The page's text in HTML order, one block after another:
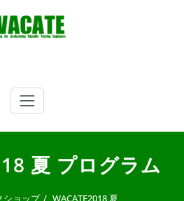
夏 プログラム
ショップ
WACATE2018 夏